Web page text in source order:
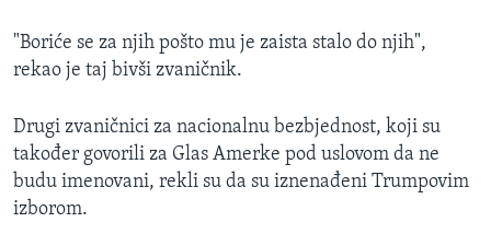
"Boriće se za njih pošto mu je zaista stalo do njih",
rekao je taj bivši zvaničnik.
Drugi zvaničnici za nacionalnu bezbjednost, koji su
također govorili za Glas Amerke pod uslovom da ne
budu imenovani, rekli su da su iznenađeni Trumpovim
izborom.